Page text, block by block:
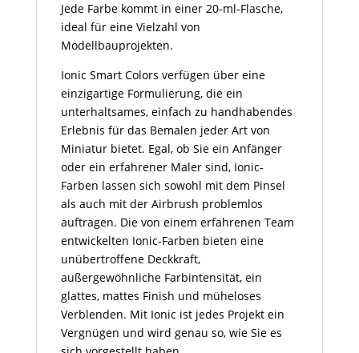
Jede Farbe kommt in einer 20-ml-Flasche,
ideal für eine Vielzahl von
Modellbauprojekten.
Ionic Smart Colors verfügen über eine
einzigartige Formulierung, die ein
unterhaltsames, einfach zu handhabendes
Erlebnis für das Bemalen jeder Art von
Miniatur bietet. Egal, ob Sie ein Anfänger
oder ein erfahrener Maler sind, Ionic-
Farben lassen sich sowohl mit dem Pinsel
als auch mit der Airbrush problemlos
auftragen. Die von einem erfahrenen Team
entwickelten Ionic-Farben bieten eine
unübertroffene Deckkraft,
außergewöhnliche Farbintensität, ein
glattes, mattes Finish und müheloses
Verblenden. Mit Ionic ist jedes Projekt ein
Vergnügen und wird genau so, wie Sie es